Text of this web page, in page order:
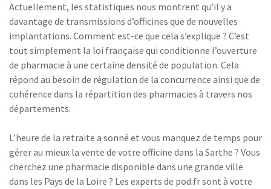
Actuellement, les statistiques nous montrent qu’il y a
davantage de transmissions d’officines que de nouvelles
implantations. Comment est-ce que cela s’explique ? C’est
tout simplement la loi française qui conditionne l’ouverture
de pharmacie à une certaine densité de population. Cela
répond au besoin de régulation de la concurrence ainsi que de
cohérence dans la répartition des pharmacies à travers nos
départements.
L’heure de la retraite a sonné et vous manquez de temps pour
gérer au mieux la vente de votre officine dans la Sarthe ? Vous
cherchez une pharmacie disponible dans une grande ville
dans les Pays de la Loire ? Les experts de pod.fr sont à votre